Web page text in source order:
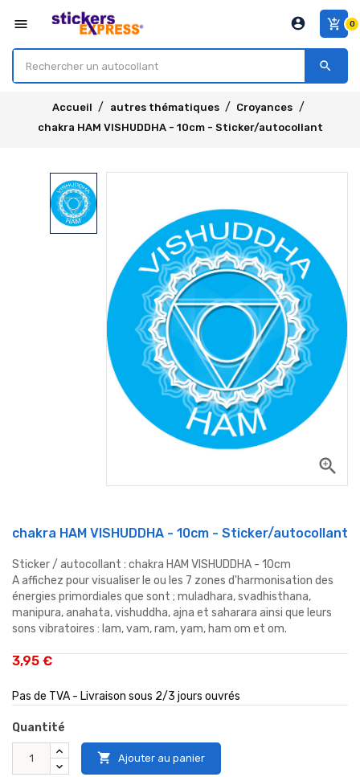
menu add_shopping_cart 0
account_circle
search
Accueil autres thématiques
Croyances
chakra HAM VISHUDDHA - 10cm - Sticker/autocollant
zoom_in
chakra HAM VISHUDDHA - 10cm - Sticker/autocollant
Sticker / autocollant : chakra HAM VISHUDDHA - 10cm
A affichez pour visualiser le ou les 7 zones d'harmonisation des
énergies primordiales que sont ; muladhara, svadhisthana,
manipura, anahata, vishuddha, ajna et saharara ainsi que leurs
sons vibratoires : lam, vam, ram, yam, ham om et om.
3,95 €
Pas de TVA - Livraison sous 2/3 jours ouvrés
Quantité
 Ajouter au panier